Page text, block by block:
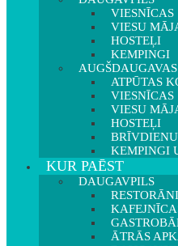
VIESNĪCAS
VIESU
HOSTEĻI
KEMPINGI
ATPŪTAS
VIESNĪCAS
VIESU
HOSTEĻI
KEMPINGI
KUR PAĒST
DAUGAVPILS
RESTORĀNI
ĀTRĀS